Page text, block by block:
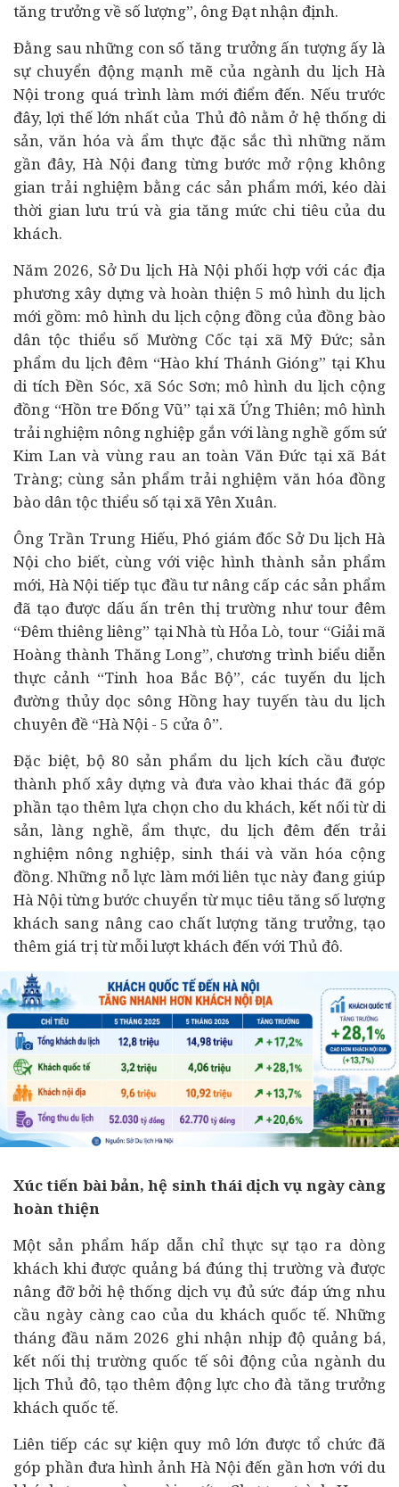
tăng trưởng về số lượng”, ông Đạt nhận định.
Đằng sau những con số tăng trưởng ấn tượng ấy là
sự chuyển động mạnh mẽ của ngành du lịch Hà
Nội trong quá trình làm mới điểm đến. Nếu trước
đây, lợi thế lớn nhất của Thủ đô nằm ở hệ thống di
sản, văn hóa và ẩm thực đặc sắc thì những năm
gần đây, Hà Nội đang từng bước mở rộng không
gian trải nghiệm bằng các sản phẩm mới, kéo dài
thời gian lưu trú và gia tăng mức chi tiêu của du
khách.
Năm 2026, Sở Du lịch Hà Nội phối hợp với các địa
phương xây dựng và hoàn thiện 5 mô hình du lịch
mới gồm: mô hình du lịch cộng đồng của đồng bào
dân tộc thiểu số Mường Cốc tại xã Mỹ Đức; sản
phẩm du lịch đêm “Hào khí Thánh Gióng” tại Khu
di tích Đền Sóc, xã Sóc Sơn; mô hình du lịch cộng
đồng “Hồn tre Đống Vũ” tại xã Ứng Thiên; mô hình
trải nghiệm nông nghiệp gắn với làng nghề gốm sứ
Kim Lan và vùng rau an toàn Văn Đức tại xã Bát
Tràng; cùng sản phẩm trải nghiệm văn hóa đồng
bào dân tộc thiểu số tại xã Yên Xuân.
Ông Trần Trung Hiếu, Phó giám đốc Sở Du lịch Hà
Nội cho biết, cùng với việc hình thành sản phẩm
mới, Hà Nội tiếp tục đầu tưnâng cấp các sản phẩm
đã tạo được dấu ấn trên thị trường như tour đêm
“Đêm thiêng liêng” tại Nhà tù Hỏa Lò, tour “Giải mã
Hoàng thành Thăng Long”, chương trình biểu diễn
thực cảnh “Tinh hoa Bắc Bộ”, các tuyến du lịch
đường thủy dọc sông Hồng hay tuyến tàu du lịch
chuyên đề “Hà Nội - 5 cửa ô”.
Đặc biệt, bộ 80 sản phẩm du lịch kích cầu được
thành phố xây dựng và đưa vào khai thác đã góp
phần tạo thêm lựa chọn cho du khách, kết nối từ di
sản, làng nghề, ẩm thực, du lịch đêm đến trải
nghiệm nông nghiệp, sinh thái và văn hóa cộng
đồng. Những nỗ lực làm mới liên tục này đang giúp
Hà Nội từng bước chuyển từ mục tiêu tăng số lượng
khách sang nâng cao chất lượng tăng trưởng, tạo
thêm giá trị từ mỗi lượt khách đến với Thủ đô.
Xúc tiến bài bản, hệ sinh thái dịch vụ ngày càng
hoàn thiện
Một sản phẩm hấp dẫn chỉ thực sự tạo ra dòng
khách khi được quảng bá đúng thị trường và được
nâng đỡ bởi hệ thống dịch vụ đủ sức đáp ứng nhu
cầu ngày càng cao của du khách quốc tế. Những
tháng đầu năm 2026 ghi nhận nhịp độ quảng bá,
kết nối thị trường quốc tế sôi động của ngành du
lịch Thủ đô, tạo thêm động lực cho đà tăng trưởng
khách quốc tế.
Liên tiếp các sự kiện quy mô lớn được tổ chức đã
góp phần đưa hình ảnh Hà Nội đến gần hơn với du